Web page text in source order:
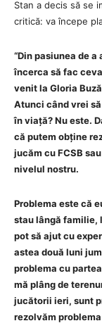
Stan a decis să se
critică: va începe
“Din pasiunea de
încerca să fac
venit la Gloria
Atunci când vrei
în viață? Nu este.
că putem obține
jucăm cu FCSB
nivelul nostru.
Problema este că
stau lângă familie,
pot să ajut cu
astea două luni
problema cu
mă plâng de
jucătorii ieri, sunt
rezolvăm